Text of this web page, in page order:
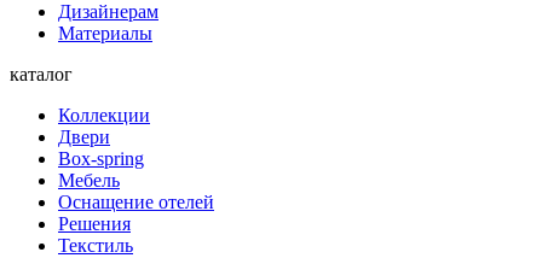
Дизайнерам
Материалы
каталог
Коллекции
Двери
Box-spring
Мебель
Оснащение отелей
Решения
Текстиль